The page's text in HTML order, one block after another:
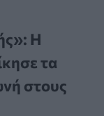
Η
τα
στους